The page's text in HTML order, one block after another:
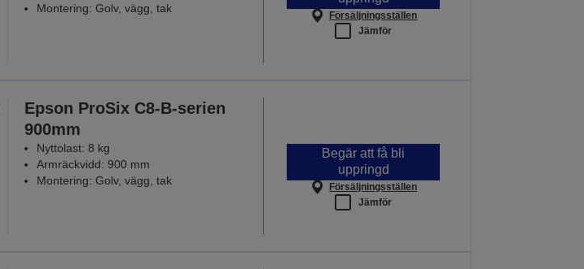
Montering: Golv, vägg, tak
Försäljningsställen
Jämför
Epson ProSix C8-B-serien
900mm
Nyttolast: 8 kg
Armräckvidd: 900 mm
Montering: Golv, vägg, tak
Begär att få bli
uppringd
Försäljningsställen
Jämför